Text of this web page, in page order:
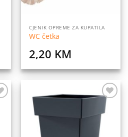
CJENIK OPREME ZA KUPATILA
WC četka
2,20 KM
Dodaj
na